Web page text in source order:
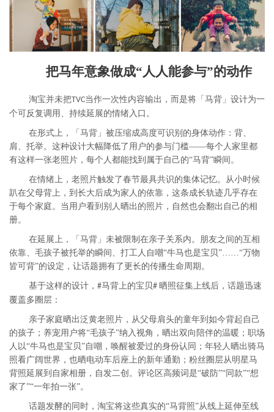
把马年意象做成“人人能参与”的动作
淘宝并未把TVC当作一次性内容输出，而是将「马背」设计为一
个可反复调用、持续延展的情绪入口。
在形式上，「马背」被压缩成高度可识别的身体动作：背、
肩、托举。这种设计大幅降低了用户的参与门槛——每个人家里都
有这样一张老照片，每个人都能找到属于自己的“马背”瞬间。
在情绪上，老照片触发了春节最具共识的集体记忆。从小时候
趴在父母背上，到长大后成为家人的依靠，这条成长轨迹几乎存在
于每个家庭。当用户看到别人晒出的照片，自然也会翻出自己的相
册。
在延展上，「马背」未被限制在亲子关系内。朋友之间的互相
依靠、毛孩子被托举的瞬间、打工人自嘲“牛马也是宝贝”……“万物
皆可背”的设定，让话题拥有了更长的传播生命周期。
基于这样的设计， #马背上的宝贝# 晒照征集上线后，话题迅速
覆盖多圈层：
亲子家庭晒出泛黄老照片，从父母肩头的童年到如今背起自己
的孩子；养宠用户将“毛孩子”纳入视角，晒出双向陪伴的温暖；职场
人以“牛马也是宝贝”自嘲，唤醒被爱过的身份认同；年轻人晒出骑马
照看广阔世界，也晒电动车后座上的新年通勤；粉丝圈层从明星马
背照延展到自家相册，自发二创。评论区高频词是“破防”“同款”“想
家了”“一年拍一张”。
话题发酵的同时，淘宝将这些真实的“马背照”从线上延伸至线